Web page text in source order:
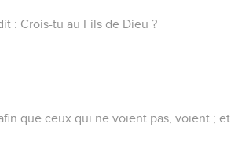
: Crois-tu au Fils de Dieu ?
que ceux qui ne voient pas, voient ; et